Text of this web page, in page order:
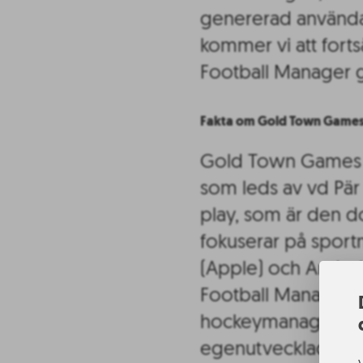
genererad
kommer vi att
Football Manager
Fakta om Gold Town
Gold Town
som leds av vd
play, som är den
fokuserar på
(Apple) och
Football Manager.
egenutvecklade